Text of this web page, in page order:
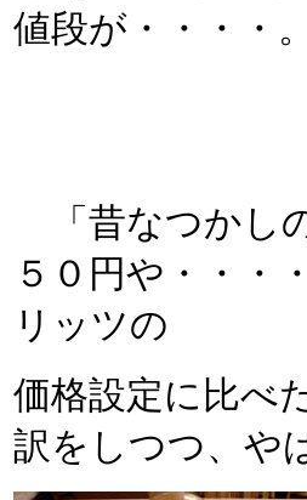
値段が・・・・。
「昔なつかし
５０円や・・・
リッツの
価格設定に比べ
訳をしつつ、や